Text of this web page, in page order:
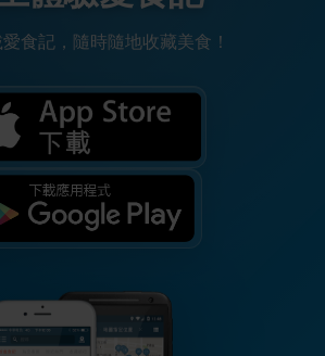
食記，隨時隨地收藏美食！